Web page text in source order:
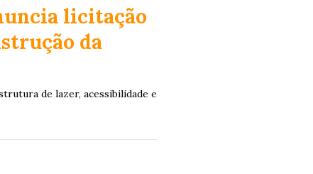
licitação
da
de lazer, acessibilidade e